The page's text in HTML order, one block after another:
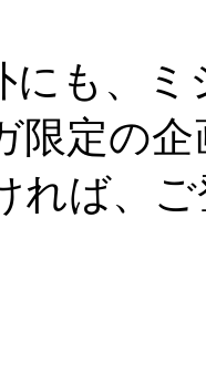
も、ミ
限定の
れば、